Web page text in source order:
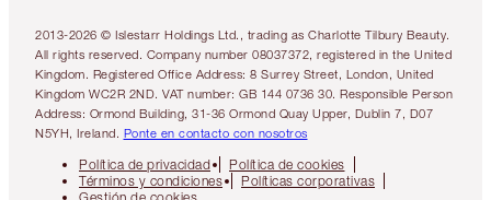
2013-2026 © Islestarr Holdings Ltd., trading as Charlotte Tilbury Beauty.
All rights reserved. Company number 08037372, registered in the United
Kingdom. Registered Office Address: 8 Surrey Street, London, United
Kingdom WC2R 2ND. VAT number: GB 144 0736 30. Responsible Person
Address: Ormond Building, 31-36 Ormond Quay Upper, Dublin 7, D07
N5YH, Ireland. Ponte en contacto con nosotros
Política de privacidad
Política de cookies
Términos y condiciones
Políticas corporativas